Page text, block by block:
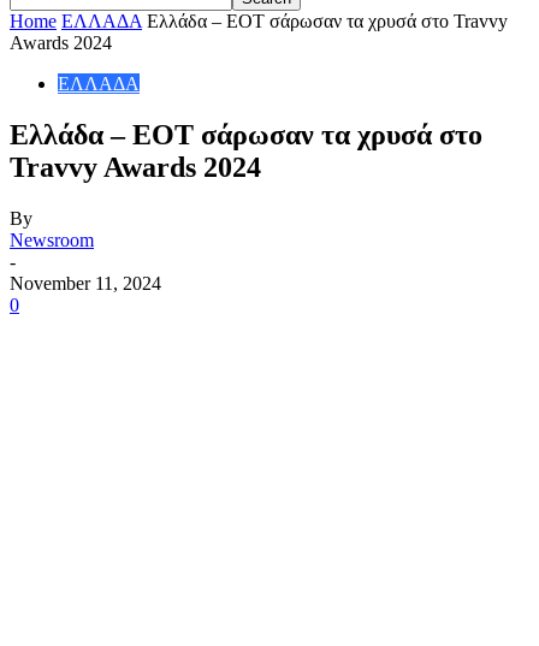
Home ΕΛΛΑΔΑ Ελλάδα – ΕΟΤ σάρωσαν τα χρυσά στο Travvy
Awards 2024
ΕΛΛΑΔΑ
Ελλάδα – ΕΟΤ σάρωσαν τα χρυσά στο
Travvy Awards 2024
By
Newsroom
-
November 11, 2024
0